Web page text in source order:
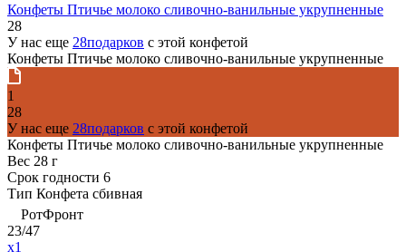
Конфеты Птичье молоко сливочно-ванильные укрупненные
28
У нас еще 28подарков с этой конфетой
Конфеты Птичье молоко сливочно-ванильные укрупненные
1
28
У нас еще 28подарков с этой конфетой
Конфеты Птичье молоко сливочно-ванильные укрупненные
Вес 28 г
Срок годности 6
Тип Конфета сбивная
РотФронт
23/47
x1